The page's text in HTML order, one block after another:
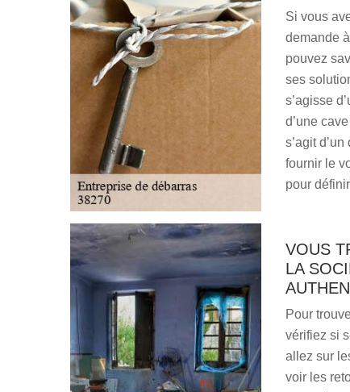
Si vous
demande
pouvez
ses
s’agisse
d’une
s’agit
fournir le
pour
VOUS
LA
Pour
vérifiez si
allez sur
voir les